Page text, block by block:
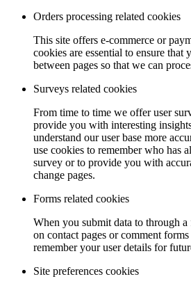
Orders processing related cookies
This site offers e-commerce or
cookies are essential to ensure that
between pages so that we can
Surveys related cookies
From time to time we offer user
provide you with interesting
understand our user base more
use cookies to remember who has
survey or to provide you with
change pages.
Forms related cookies
When you submit data to through a
on contact pages or comment
remember your user details for
Site preferences cookies